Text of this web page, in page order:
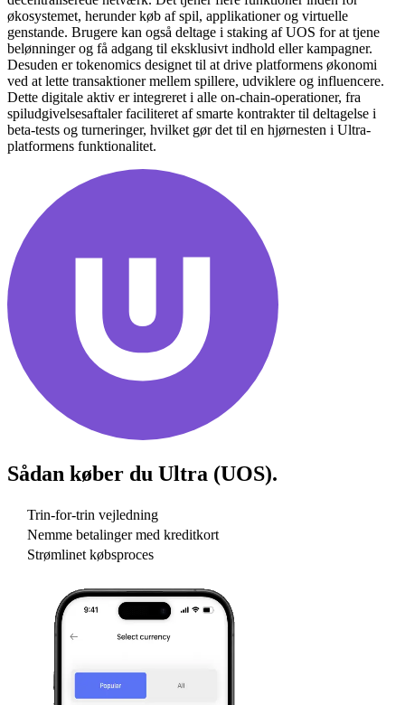
økosystemet, herunder køb af spil, applikationer og virtuelle
genstande. Brugere kan også deltage i staking af UOS for at tjene
belønninger og få adgang til eksklusivt indhold eller kampagner.
Desuden er tokenomics designet til at drive platformens økonomi
ved at lette transaktioner mellem spillere, udviklere og influencere.
Dette digitale aktiv er integreret i alle on-chain-operationer, fra
spiludgivelsesaftaler faciliteret af smarte kontrakter til deltagelse i
beta-tests og turneringer, hvilket gør det til en hjørnesten i Ultra-
platformens funktionalitet.
Sådan køber du Ultra (UOS).
Trin-for-trin vejledning
Nemme betalinger med kreditkort
Strømlinet købsproces